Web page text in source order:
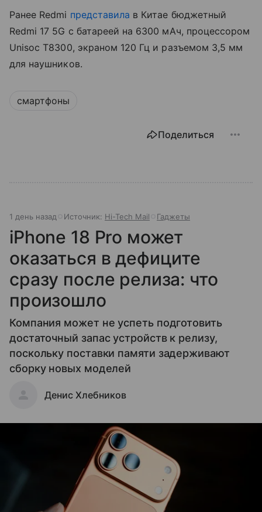
Ранее Redmi представила в Китае бюджетный
Redmi 17 5G с батареей на 6300 мАч, процессором
Unisoc T8300, экраном 120 Гц и разъемом 3,5 мм
для наушников.
смартфоны
Поделиться
1 день назад Источник: Hi-Tech Mail Гаджеты
iPhone 18 Pro может
оказаться в дефиците
сразу после релиза: что
произошло
Компания может не успеть подготовить
достаточный запас устройств к релизу,
поскольку поставки памяти задерживают
сборку новых моделей
Денис Хлебников